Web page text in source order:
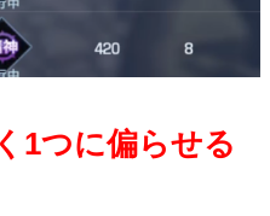
1つに偏らせる